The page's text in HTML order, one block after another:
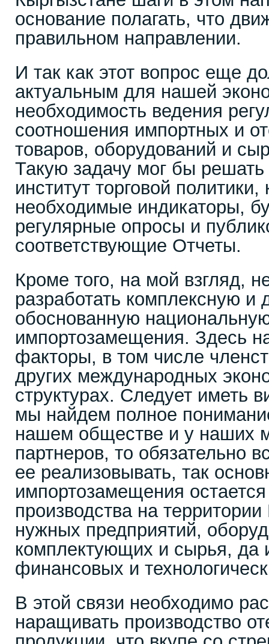
основание полагать, что
правильном направлении.
И так как этот вопрос еще
актуальным для нашей
необходимость ведения
соотношения импортных и
товаров, оборудований и
Такую задачу мог бы
институт торговой
необходимые индикаторы,
регулярные опросы и
соответствующие Отчеты.
Кроме того, на мой взгляд,
разработать комплексную и
обоснованную
импортозамещения. Здесь
факторы, в том числе
других международных
структурах. Следует иметь
мы найдем полное
нашем обществе и у наших
партнеров, то обязательно
ее реализовывать, так
импортозамещения остается
производства на
нужных предприятий,
комплектующих и сырья, да
финансовых и
В этой связи необходимо
наращивать производство